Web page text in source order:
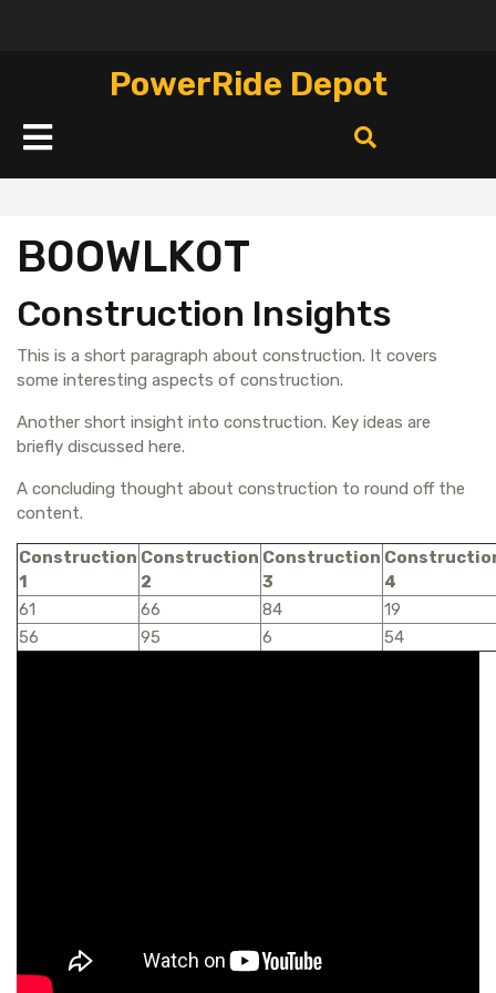
PowerRide Depot
Кнопка
Открыть
B0OWLK0T
Construction Insights
This is a short paragraph about construction. It covers
some interesting aspects of construction.
Another short insight into construction. Key ideas are
briefly discussed here.
A concluding thought about construction to round off the
content.
Construction
1
Construction
2
Construction
3
4
61
66 84
19
56
95 6 54